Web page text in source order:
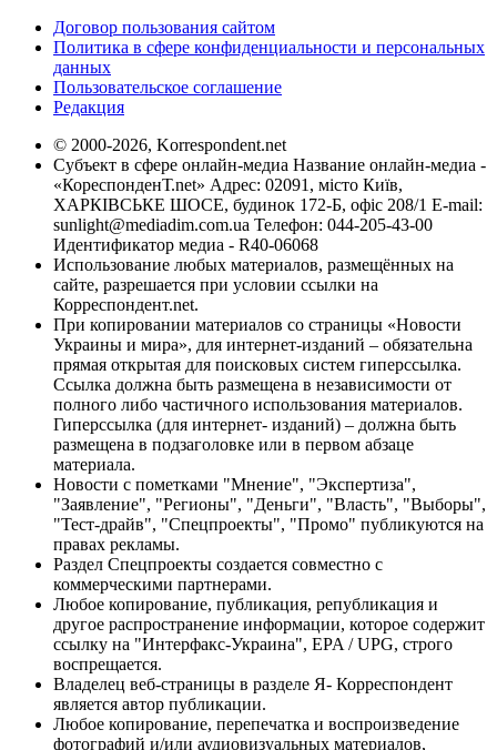
Договор пользования сайтом
Политика в сфере конфиденциальности и персональных
данных
Пользовательское соглашение
Редакция
© 2000-2026, Korrespondent.net
Субъект в сфере онлайн-медиа Название онлайн-медиа -
«КореспонденТ.net» Адрес: 02091, місто Київ,
ХАРКІВСЬКЕ ШОСЕ, будинок 172-Б, офіс 208/1 E-mail:
sunlight@mediadim.com.ua Телефон: 044-205-43-00
Идентификатор медиа - R40-06068
Использование любых материалов, размещённых на
сайте, разрешается при условии ссылки на
Корреспондент.net.
При копировании материалов со страницы «Новости
Украины и мира», для интернет-изданий – обязательна
прямая открытая для поисковых систем гиперссылка.
Ссылка должна быть размещена в независимости от
полного либо частичного использования материалов.
Гиперссылка (для интернет- изданий) – должна быть
размещена в подзаголовке или в первом абзаце
материала.
Новости с пометками "Мнение", "Экспертиза",
"Заявление", "Регионы", "Деньги", "Власть", "Выборы",
"Тест-драйв", "Спецпроекты", "Промо" публикуются на
правах рекламы.
Раздел Спецпроекты создается совместно с
коммерческими партнерами.
Любое копирование, публикация, републикация и
другое распространение информации, которое содержит
ссылку на "Интерфакс-Украина", EPA / UPG, строго
воспрещается.
Владелец веб-страницы в разделе Я- Корреспондент
является автор публикации.
Любое копирование, перепечатка и воспроизведение
фотографий и/или аудиовизуальных материалов,